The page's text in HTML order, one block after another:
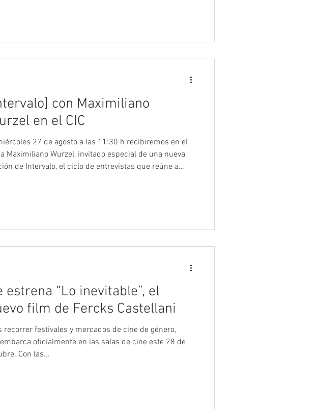
con Maximiliano
en el CIC
27 de agosto a las 11:30 h recibiremos en el
a Maximiliano Wurzel, invitado especial de una nueva
de Intervalo, el ciclo de entrevistas que reúne a
estrena “Lo inevitable”, el
film de Fercks Castellani
recorrer festivales y mercados de cine de género,
oficialmente en las salas de cine este 28 de
Con las...